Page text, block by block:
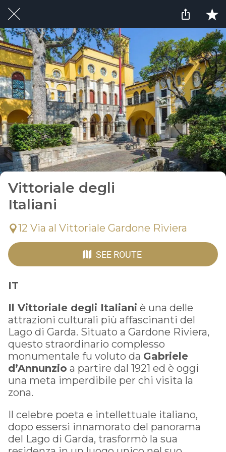
Vittoriale degli
Italiani
12 Via al Vittoriale Gardone Riviera
SEE ROUTE
IT
Il Vittoriale degli Italiani è una delle
attrazioni culturali più affascinanti del
Lago di Garda. Situato a Gardone Riviera,
questo straordinario complesso
monumentale fu voluto da Gabriele
d’Annunzio a partire dal 1921 ed è oggi
una meta imperdibile per chi visita la
zona.
Il celebre poeta e intellettuale italiano,
dopo essersi innamorato del panorama
del Lago di Garda, trasformò la sua